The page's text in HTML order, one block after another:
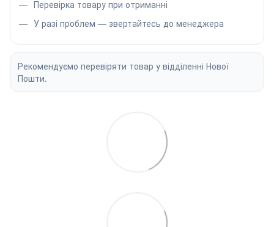
Перевірка товару при отриманні
У разі проблем — звертайтесь до менеджера
Рекомендуємо перевіряти товар у відділенні Нової
Пошти.